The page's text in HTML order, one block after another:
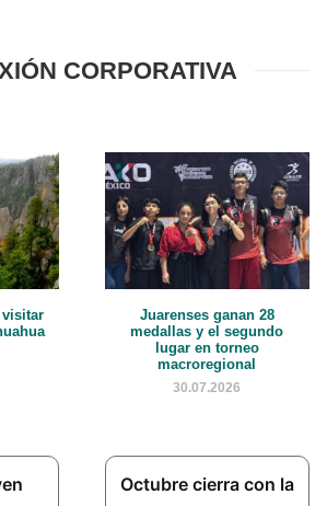
CORPORATIVA
visitar
Juarenses ganan 28
medallas y el segundo
lugar en torneo
macroregional
30.07.2026
Next
Octubre cierra con la